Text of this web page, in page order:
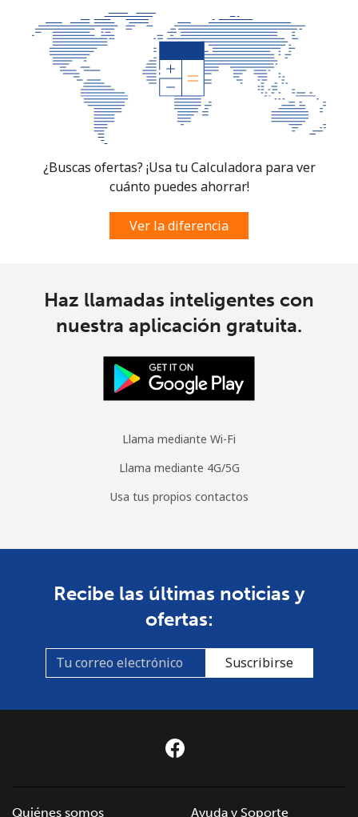
¿Buscas ofertas? ¡Usa tu Calculadora para ver
cuánto puedes ahorrar!
Ver la diferencia
Haz llamadas inteligentes con
nuestra aplicación gratuita.
Llama mediante Wi-Fi
Llama mediante 4G/5G
Usa tus propios contactos
Recibe las últimas noticias y
ofertas:
Suscribirse
Quiénes somos
Ayuda y Soporte